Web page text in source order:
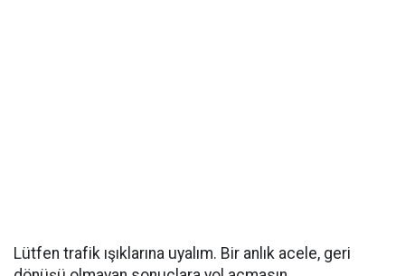
Lütfen trafik ışıklarına uyalım. Bir anlık acele, geri